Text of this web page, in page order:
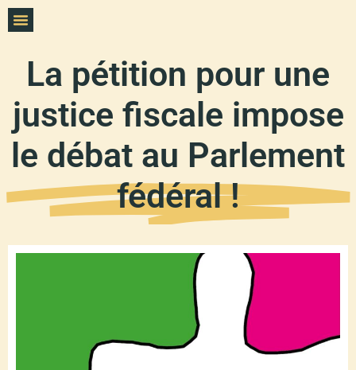
La pétition pour une
justice fiscale impose
le débat au Parlement
fédéral !